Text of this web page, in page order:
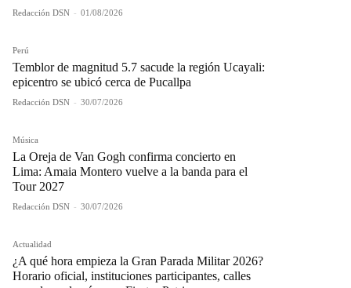
Redacción DSN - 01/08/2026
Perú
Temblor de magnitud 5.7 sacude la región Ucayali:
epicentro se ubicó cerca de Pucallpa
Redacción DSN - 30/07/2026
Música
La Oreja de Van Gogh confirma concierto en
Lima: Amaia Montero vuelve a la banda para el
Tour 2027
Redacción DSN - 30/07/2026
Actualidad
¿A qué hora empieza la Gran Parada Militar 2026?
Horario oficial, instituciones participantes, calles